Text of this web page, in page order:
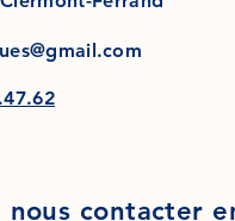
nous contacter